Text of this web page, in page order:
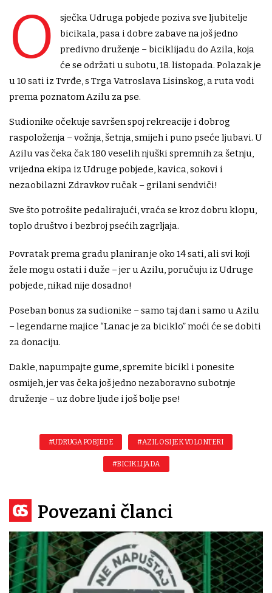
O
sječka Udruga pobjede poziva sve ljubitelje
bicikala, pasa i dobre zabave na još jedno
predivno druženje – biciklijadu do Azila, koja
će se održati u subotu, 18. listopada. Polazak je
u 10 sati iz Tvrđe, s Trga Vatroslava Lisinskog, a ruta vodi
prema poznatom Azilu za pse.
Sudionike očekuje savršen spoj rekreacije i dobrog
raspoloženja – vožnja, šetnja, smijeh i puno pseće ljubavi. U
Azilu vas čeka čak 180 veselih njuški spremnih za šetnju,
vrijedna ekipa iz Udruge pobjede, kavica, sokovi i
nezaobilazni Zdravkov ručak – grilani sendviči!
Sve što potrošite pedalirajući, vraća se kroz dobru klopu,
toplo društvo i bezbroj psećih zagrljaja.
Povratak prema gradu planiran je oko 14 sati, ali svi koji
žele mogu ostati i duže – jer u Azilu, poručuju iz Udruge
pobjede, nikad nije dosadno!
Poseban bonus za sudionike – samo taj dan i samo u Azilu
– legendarne majice “Lanac je za biciklo” moći će se dobiti
za donaciju.
Dakle, napumpajte gume, spremite bicikl i ponesite
osmijeh, jer vas čeka još jedno nezaboravno subotnje
druženje – uz dobre ljude i još bolje pse!
#UDRUGA POBJEDE #AZIL OSIJEK VOLONTERI
#BICIKLIJADA
Povezani članci